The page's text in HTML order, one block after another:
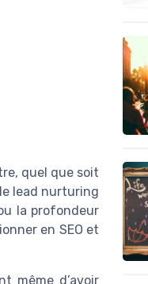
quel que soit
lead nurturing
la profondeur
en SEO et
même d’avoir